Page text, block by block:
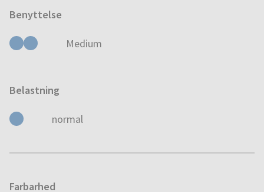
Benyttelse
Medium
Belastning
normal
Farbarhed